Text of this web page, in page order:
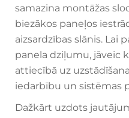
samazina montāžas
biezākos paneļos
aizsardzības slānis. Lai
panela dziļumu, jāveic
attiecībā uz
iedarbību un sistēmas
Dažkārt uzdots